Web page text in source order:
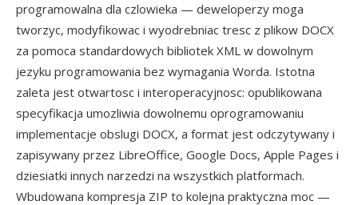
programowalna dla czlowieka — deweloperzy moga
tworzyc, modyfikowac i wyodrebniac tresc z plikow DOCX
za pomoca standardowych bibliotek XML w dowolnym
jezyku programowania bez wymagania Worda. Istotna
zaleta jest otwartosc i interoperacyjnosc: opublikowana
specyfikacja umozliwia dowolnemu oprogramowaniu
implementacje obslugi DOCX, a format jest odczytywany i
zapisywany przez LibreOffice, Google Docs, Apple Pages i
dziesiatki innych narzedzi na wszystkich platformach.
Wbudowana kompresja ZIP to kolejna praktyczna moc —